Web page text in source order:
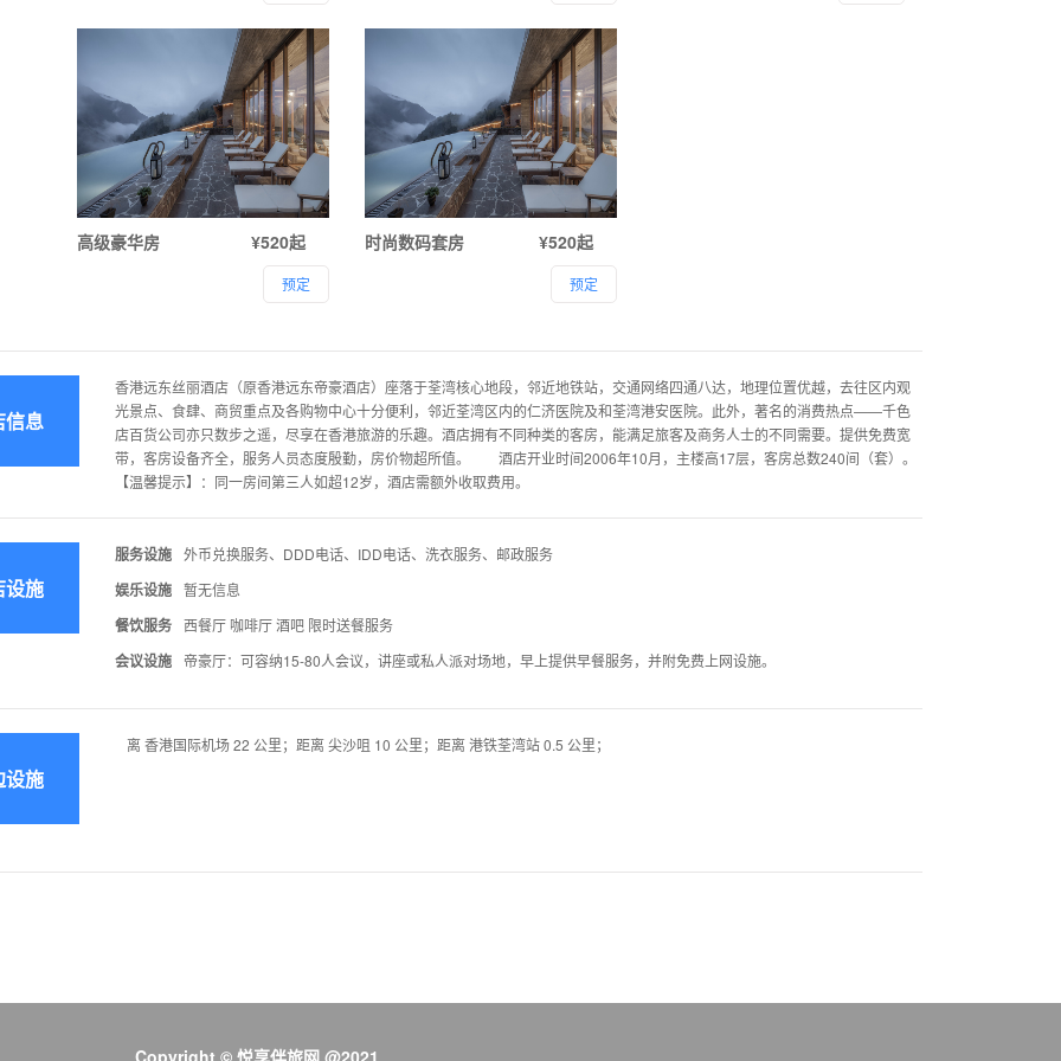
高级豪华房 ¥520起
预定
时尚数码套房 ¥520起
预定
信息
香港远东丝丽酒店（原香港远东帝豪酒店）座落于荃湾核心地段，邻近地铁站，交通网络四通八达，地理位置优越，去往区内观
光景点、食肆、商贸重点及各购物中心十分便利，邻近荃湾区内的仁济医院及和荃湾港安医院。此外，著名的消费热点——千色
店百货公司亦只数步之遥，尽享在香港旅游的乐趣。酒店拥有不同种类的客房，能满足旅客及商务人士的不同需要。提供免费宽
带，客房设备齐全，服务人员态度殷勤，房价物超所值。 酒店开业时间2006年10月，主楼高17层，客房总数240间（套）。
【温馨提示】：同一房间第三人如超12岁，酒店需额外收取费用。
设施
服务设施 外币兑换服务、DDD电话、IDD电话、洗衣服务、邮政服务
娱乐设施 暂无信息
餐饮服务 西餐厅 咖啡厅 酒吧 限时送餐服务
会议设施 帝豪厅：可容纳15-80人会议，讲座或私人派对场地，早上提供早餐服务，并附免费上网设施。
设施
离 香港国际机场 22 公里；距离 尖沙咀 10 公里；距离 港铁荃湾站 0.5 公里；
Copyright © 悦享伴旅网 @2021